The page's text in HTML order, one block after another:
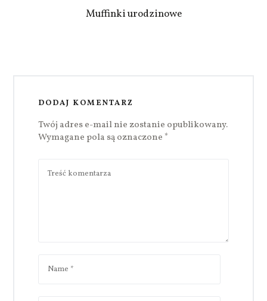
Muffinki urodzinowe
DODAJ KOMENTARZ
Twój adres e-mail nie zostanie opublikowany.
Wymagane pola są oznaczone *